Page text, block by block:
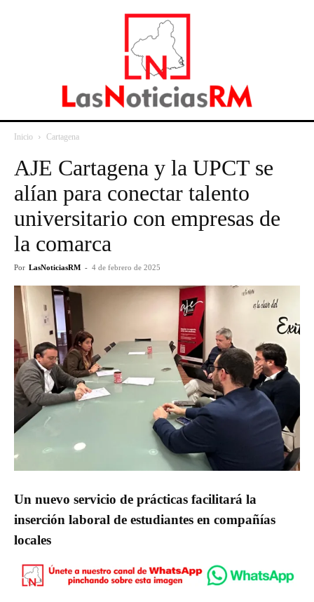
Inicio Cartagena
AJE Cartagena y la UPCT se
alían para conectar talento
universitario con empresas de
la comarca
Por LasNoticiasRM - 4 de febrero de 2025
Un nuevo servicio de prácticas facilitará la
inserción laboral de estudiantes en compañías
locales